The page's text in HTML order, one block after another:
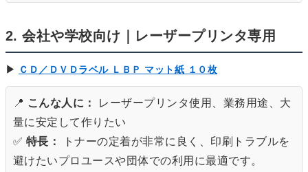
2. 会社や学校向け｜レーザープリンタ専用
▶ ＣＤ／ＤＶＤラベル ＬＢＰ マット紙 １０枚
📍 こんな人に：
レーザープリンタ使用、業務用途、大
量に安定して作りたい
✅ 特長：
トナーの定着が非常に良く、印刷トラブルを
避けたいプロユースや団体での利用に最適です。